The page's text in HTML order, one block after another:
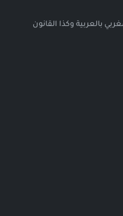
بالعربية وكذا القانون